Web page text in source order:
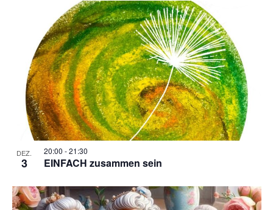
DEZ.
3 EINFACH zusammen sein
20:00 -21:30